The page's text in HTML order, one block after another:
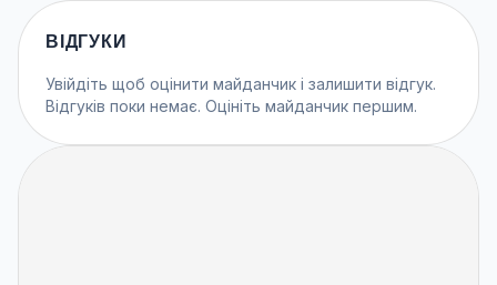
ВІДГУКИ
Увійдіть щоб оцінити майданчик і залишити відгук.
Відгуків поки немає. Оцініть майданчик першим.